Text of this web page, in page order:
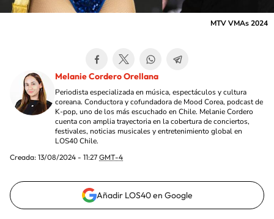
MTV VMAs 2024
Melanie Cordero Orellana
Periodista especializada en música, espectáculos y cultura
coreana. Conductora y cofundadora de Mood Corea, podcast de
K-pop, uno de los más escuchado en Chile. Melanie Cordero
cuenta con amplia trayectoria en la cobertura de conciertos,
festivales, noticias musicales y entretenimiento global en
LOS40 Chile.
Creada: 13/08/2024 - 11:27 GMT-4
Añadir LOS40 en Google